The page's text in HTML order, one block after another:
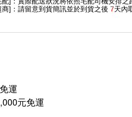
商]：請留意到貨簡訊並於到貨之後 7天內
運
元免運